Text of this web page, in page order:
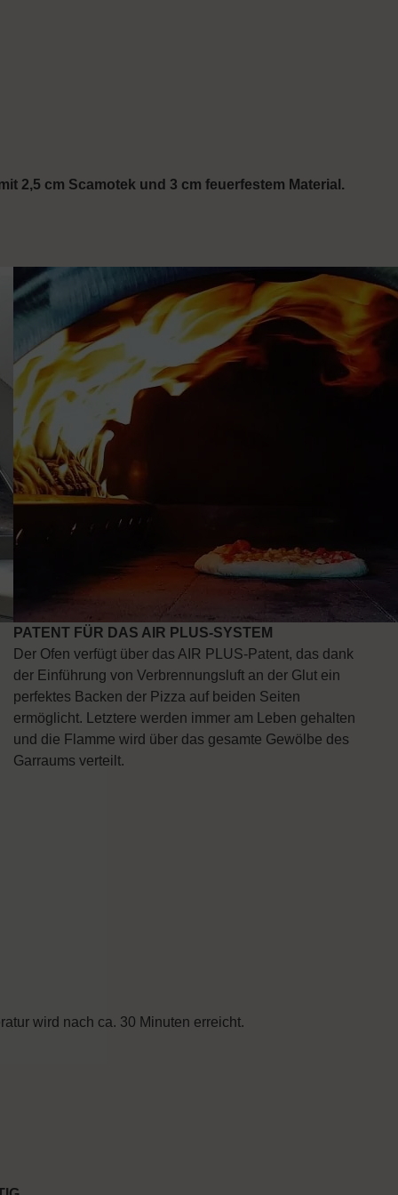
2,5 cm Scamotek und 3 cm feuerfestem Material.
PATENT FÜR DAS AIR PLUS-SYSTEM
Der Ofen verfügt über das AIR PLUS-Patent, das dank
der Einführung von Verbrennungsluft an der Glut ein
perfektes Backen der Pizza auf beiden Seiten
ermöglicht. Letztere werden immer am Leben gehalten
und die Flamme wird über das gesamte Gewölbe des
Garraums verteilt.
wird nach ca. 30 Minuten erreicht.